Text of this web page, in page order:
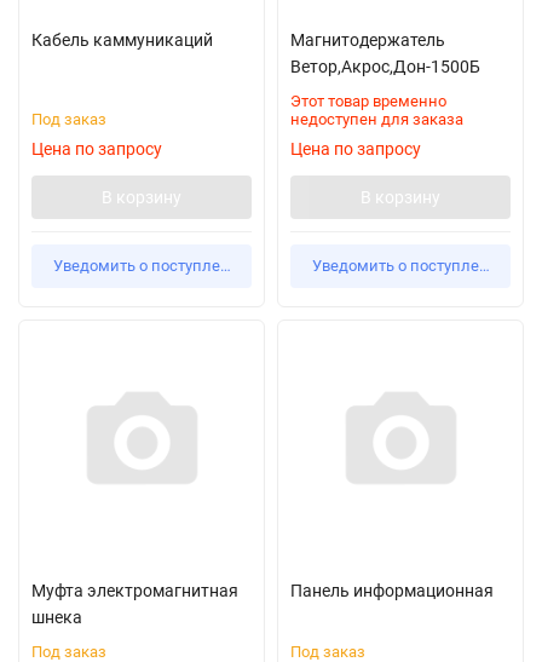
Кабель каммуникаций
Под заказ
Цена по запросу
В корзину
Уведомить о поступлении
Магнитодержатель
Ветор,Акрос,Дон-1500Б
Этот товар временно
недоступен для заказа
Цена по запросу
В корзину
Уведомить о поступлении
Муфта электромагнитная
шнека
Под заказ
Панель информационная
Под заказ